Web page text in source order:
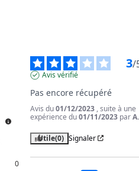
0
3/
Avis vérifié
Pas encore récupéré
Avis du01/12/2023 , suite à une
expérience du01/11/2023 par
Utile(0) Signaler